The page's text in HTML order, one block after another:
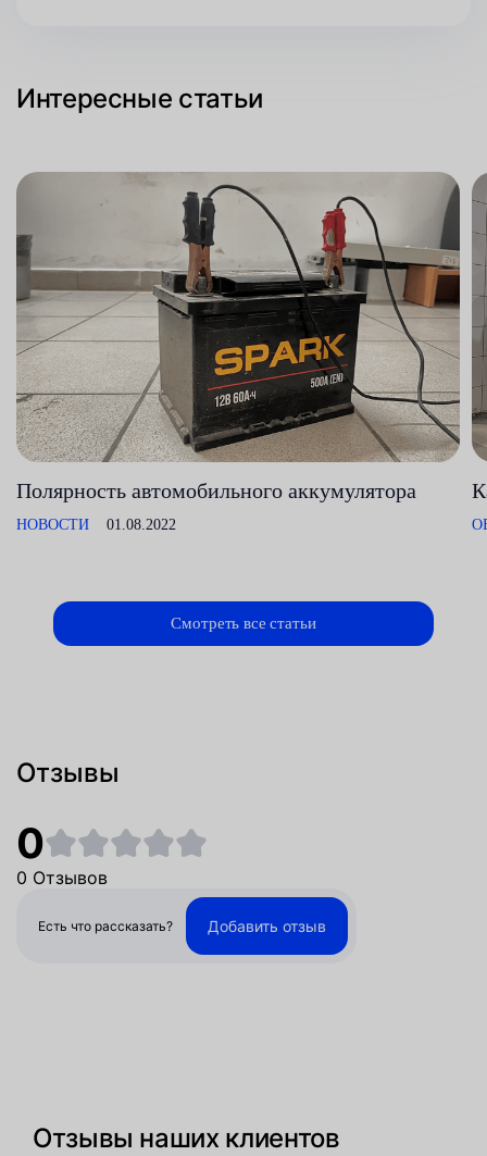
Интересные статьи
Полярность автомобильного аккумулятора
НОВОСТИ 01.08.2022
Смотреть все статьи
Отзывы
0
0 Отзывов
Есть что рассказать? Добавить отзыв
Отзывы наших клиентов